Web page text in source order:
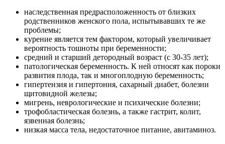
наследственная предрасположенность от близких
родственников женского пола, испытывавших те же
проблемы;
курение является тем фактором, который увеличивает
вероятность тошноты при беременности;
средний и старший детородный возраст (с 30-35 лет);
патологическая беременность. К ней относят как пороки
развития плода, так и многоплодную беременность;
гипертензия и гипертония, сахарный диабет, болезни
щитовидной железы;
мигрень, неврологические и психические болезни;
трофобластическая болезнь, а также гастрит, колит,
язвенная болезнь;
низкая масса тела, недостаточное питание, авитаминоз.